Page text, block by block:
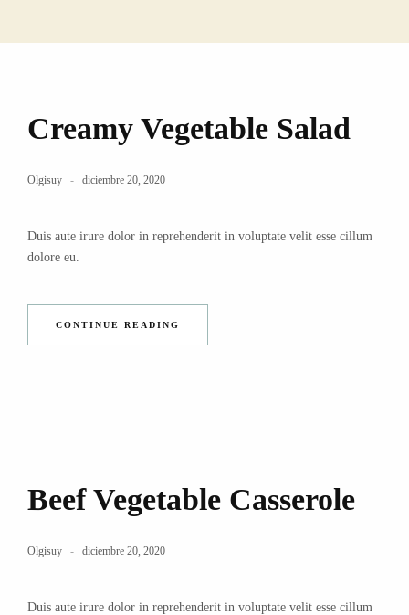
Creamy Vegetable Salad
Olgisuy diciembre 20, 2020
Duis aute irure dolor in reprehenderit in voluptate velit esse cillum
dolore eu.
CONTINUE READING
Beef Vegetable Casserole
Olgisuy diciembre 20, 2020
Duis aute irure dolor in reprehenderit in voluptate velit esse cillum